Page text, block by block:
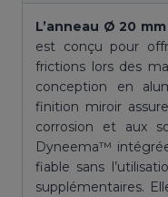
mm
Antal
et
loops
Dyneema™
L’anneau Ø 20
est conçu pour
frictions lors des
conception en
finition miroir
corrosion et aux
Dyneema™
fiable sans
supplémentaires.